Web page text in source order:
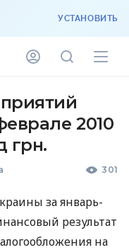
УСТАНОВИТЬ
2010
грн.
301
за январь-
результат
на